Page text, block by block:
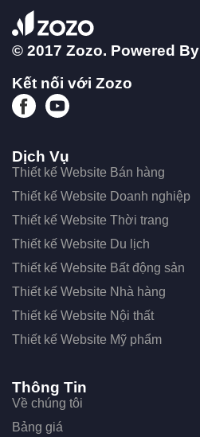
© 2017 Zozo. Powered By
Kết nối với Zozo
Dịch Vụ
Thiết kế Website Bán hàng
Thiết kế Website Doanh nghiệp
Thiết kế Website Thời trang
Thiết kế Website Du lịch
Thiết kế Website Bất động sản
Thiết kế Website Nhà hàng
Thiết kế Website Nội thất
Thiết kế Website Mỹ phẩm
Thông Tin
Về chúng tôi
Bảng giá